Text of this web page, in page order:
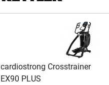
cardiostrong Crosstrainer
EX90 PLUS